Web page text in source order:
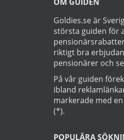
Goldies.se är
största guiden för
riktigt bra
pensionärer och
På vår guiden
ibland
markerade med
(*).
POPULÄRA